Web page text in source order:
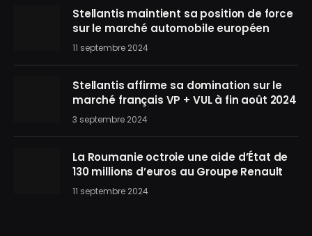
Stellantis maintient sa position de force
sur le marché automobile européen
11 septembre 2024
Stellantis affirme sa domination sur le
marché français VP + VUL à fin août 2024
3 septembre 2024
La Roumanie octroie une aide d’État de
130 millions d’euros au Groupe Renault
11 septembre 2024